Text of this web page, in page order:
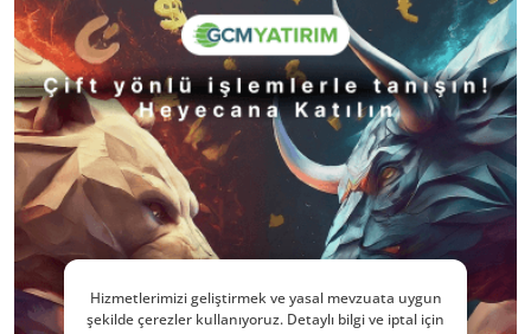
Hizmetlerimizi geliştirmek ve yasal mevzuata uygun
şekilde çerezler kullanıyoruz. Detaylı bilgi ve iptal için